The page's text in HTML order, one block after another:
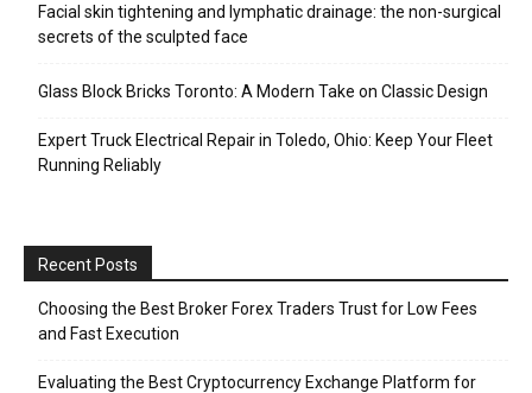
Facial skin tightening and lymphatic drainage: the non-surgical
secrets of the sculpted face
Glass Block Bricks Toronto: A Modern Take on Classic Design
Expert Truck Electrical Repair in Toledo, Ohio: Keep Your Fleet
Running Reliably
Recent Posts
Choosing the Best Broker Forex Traders Trust for Low Fees
and Fast Execution
Evaluating the Best Cryptocurrency Exchange Platform for